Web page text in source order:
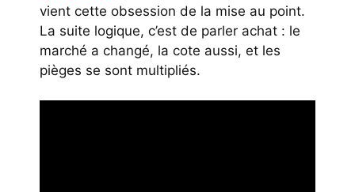
vient cette obsession de la mise au point.
La suite logique, c’est de parler achat : le
marché a changé, la cote aussi, et les
pièges se sont multipliés.